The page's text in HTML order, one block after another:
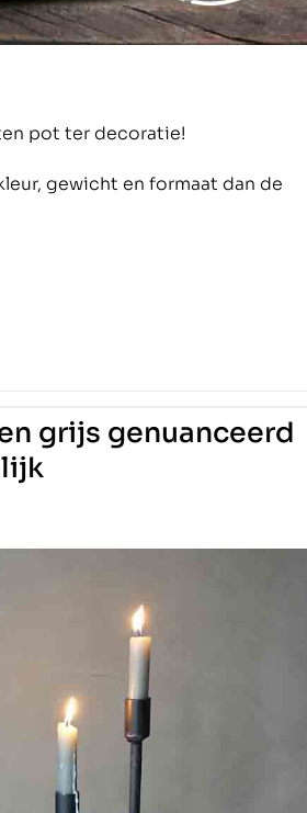
pot ter decoratie!
gewicht en formaat dan de
grijs genuanceerd